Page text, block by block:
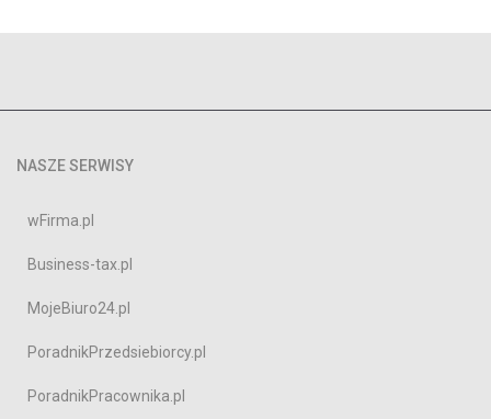
NASZE SERWISY
wFirma.pl
Business-tax.pl
MojeBiuro24.pl
PoradnikPrzedsiebiorcy.pl
PoradnikPracownika.pl